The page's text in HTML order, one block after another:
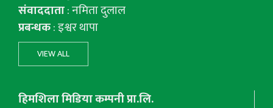
संवाददाता: नमिता दुलाल
प्रबन्धक: इश्वर थापा
VIEW ALL
हिमशिला मिडिया कम्पनी प्रा.लि.